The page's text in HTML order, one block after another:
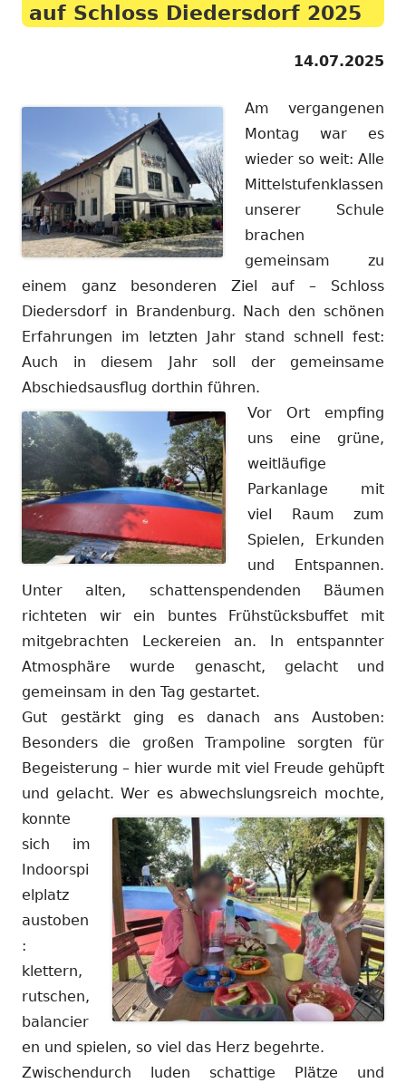
auf Schloss Diedersdorf 2025
14.07.2025
Am vergangenen
Montag war es
wieder so weit: Alle
Mittelstufenklassen
unserer Schule
brachen
gemeinsam zu
einem ganz besonderen Ziel auf – Schloss
Diedersdorf in Brandenburg. Nach den schönen
Erfahrungen im letzten Jahr stand schnell fest:
Auch in diesem Jahr soll der gemeinsame
Abschiedsausflug dorthin führen.
Vor Ort empfing
uns eine grüne,
weitläufige
Parkanlage mit
viel Raum zum
Spielen, Erkunden
und Entspannen.
Unter alten, schattenspendenden Bäumen
richteten wir ein buntes Frühstücksbuffet mit
mitgebrachten Leckereien an. In entspannter
Atmosphäre wurde genascht, gelacht und
gemeinsam in den Tag gestartet.
Gut gestärkt ging es danach ans Austoben:
Besonders die großen Trampoline sorgten für
Begeisterung – hier wurde mit viel Freude gehüpft
und gelacht.Wer es abwechslungsreich mochte,
konnte
sich im
Indoorspi
elplatz
austoben
:
klettern,
rutschen,
balancier
en und spielen, so viel das Herz begehrte.
Zwischendurch luden schattige Plätze und